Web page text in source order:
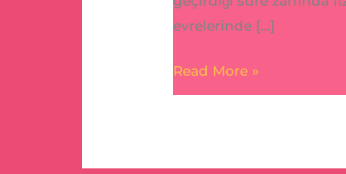
evrelerinde […]
Read More »